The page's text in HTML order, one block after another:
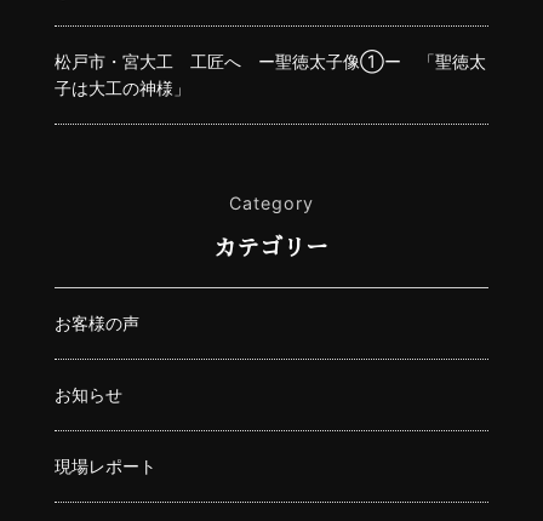
松戸市・宮大工 工匠へ ー聖徳太子像①ー 「聖徳太
子は大工の神様」
Category
カテゴリー
お客様の声
お知らせ
現場レポート